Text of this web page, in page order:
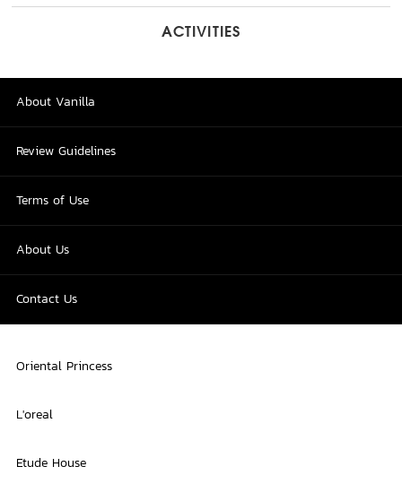
ACTIVITIES
About Vanilla
Review Guidelines
Terms of Use
About Us
Contact Us
Oriental Princess
L'oreal
Etude House